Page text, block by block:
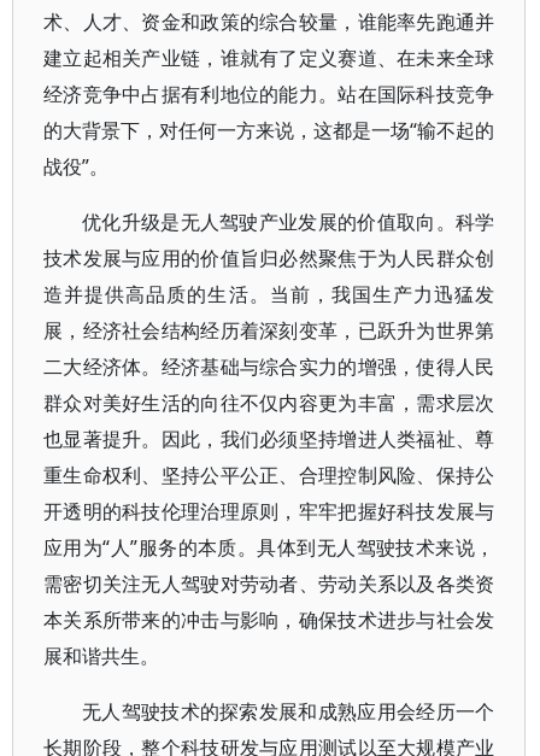
术、人才、资金和政策的综合较量，谁能率先跑通并
建立起相关产业链，谁就有了定义赛道、在未来全球
经济竞争中占据有利地位的能力。站在国际科技竞争
的大背景下，对任何一方来说，这都是一场“输不起的
战役”。
优化升级是无人驾驶产业发展的价值取向。科学
技术发展与应用的价值旨归必然聚焦于为人民群众创
造并提供高品质的生活。当前，我国生产力迅猛发
展，经济社会结构经历着深刻变革，已跃升为世界第
二大经济体。经济基础与综合实力的增强，使得人民
群众对美好生活的向往不仅内容更为丰富，需求层次
也显著提升。因此，我们必须坚持增进人类福祉、尊
重生命权利、坚持公平公正、合理控制风险、保持公
开透明的科技伦理治理原则，牢牢把握好科技发展与
应用为“人”服务的本质。具体到无人驾驶技术来说，
需密切关注无人驾驶对劳动者、劳动关系以及各类资
本关系所带来的冲击与影响，确保技术进步与社会发
展和谐共生。
无人驾驶技术的探索发展和成熟应用会经历一个
长期阶段，整个科技研发与应用测试以至大规模产业